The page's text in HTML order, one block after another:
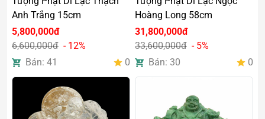
Anh Trắng 15cm
5,800,000đ
6,600,000đ - 12%
Bán: 41
0
Hoàng Long 58cm
31,800,000đ
33,600,000đ - 5%
Bán: 30
0